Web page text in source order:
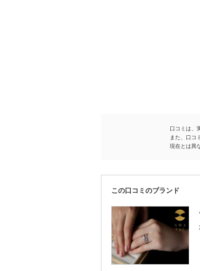
口コミは、
また、口コ
現在とは異
この口コミのブランド